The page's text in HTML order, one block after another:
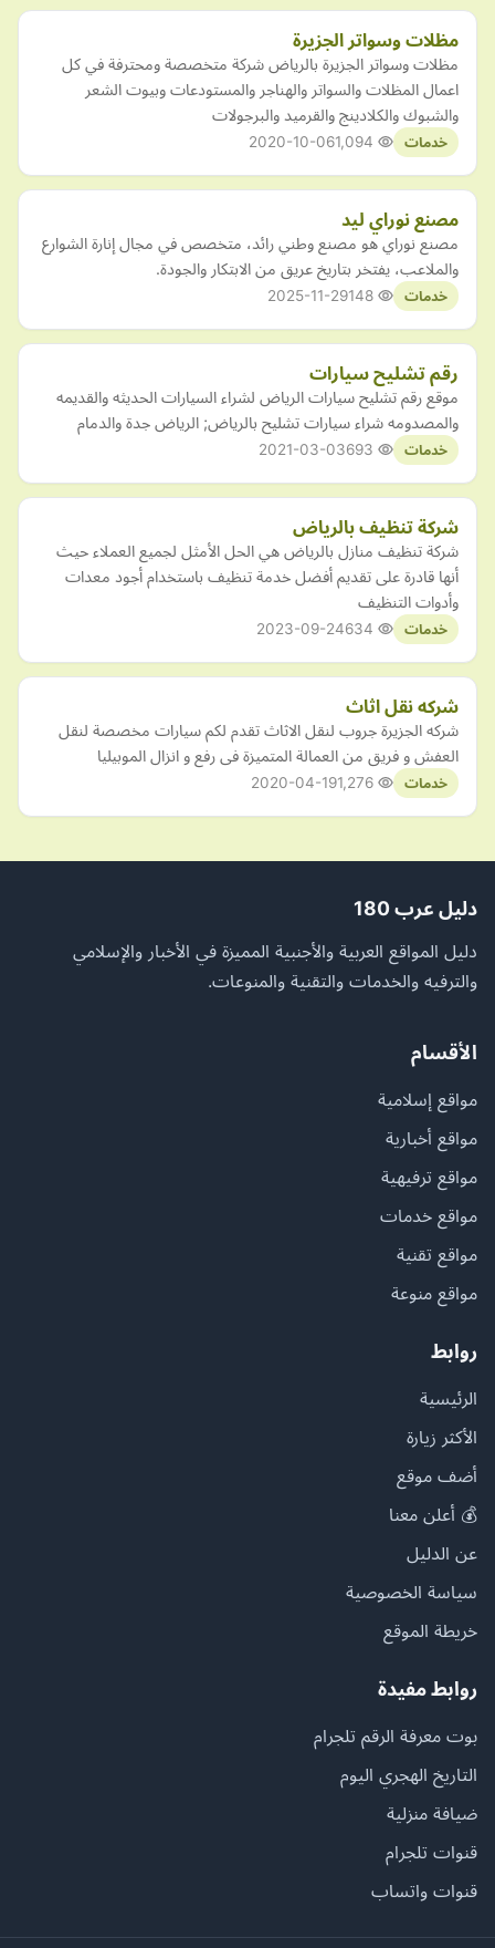
مظلات وسواتر الجزيرة
مظلات وسواتر الجزيرة بالرياض شركة متخصصة ومحترفة في كل
اعمال المظلات والسواتر والهناجر والمستودعات وبيوت الشعر
والشبوك والكلادينج والقرميد والبرجولات
خدمات 2020-10-06
مصنع نوراي ليد
مصنع نوراي هو مصنع وطني رائد، متخصص في مجال إنارة الشوارع
والملاعب، يفتخر بتاريخ عريق من الابتكار والجودة.
خدمات 2025-11-29
رقم تشليح سيارات
موقع رقم تشليح سيارات الرياض لشراء السيارات الحديثه والقديمه
والمصدومه شراء سيارات تشليح بالرياض; الرياض جدة والدمام
خدمات 2021-03-03
شركة تنظيف بالرياض
شركة تنظيف منازل بالرياض هي الحل الأمثل لجميع العملاء حيث
أنها قادرة على تقديم أفضل خدمة تنظيف باستخدام أجود معدات
وأدوات التنظيف
خدمات 2023-09-24
شركه نقل اثاث
شركه الجزيرة جروب لنقل الاثاث تقدم لكم سيارات مخصصة لنقل
العفش و فريق من العمالة المتميزة فى رفع و انزال الموبيليا
خدمات 2020-04-19
دليل عرب 180
دليل المواقع العربية والأجنبية المميزة في الأخبار والإسلامي
والترفيه والخدمات والتقنية والمنوعات.
الأقسام
مواقع إسلامية
مواقع أخبارية
مواقع ترفيهية
مواقع خدمات
مواقع تقنية
مواقع منوعة
روابط
الرئيسية
الأكثر زيارة
أضف موقع
💰 أعلن معنا
عن الدليل
سياسة الخصوصية
خريطة الموقع
روابط مفيدة
بوت معرفة الرقم تلجرام
التاريخ الهجري اليوم
ضيافة منزلية
قنوات تلجرام
قنوات واتساب